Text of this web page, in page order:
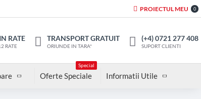
PROIECTUL MEU 0
RATE
RATE
TRANSPORT GRATUIT
ORIUNDE IN TARA*
(+4) 0721 277 408
SUPORT CLIENTI
Oferte Speciale
Special
Informatii Utile